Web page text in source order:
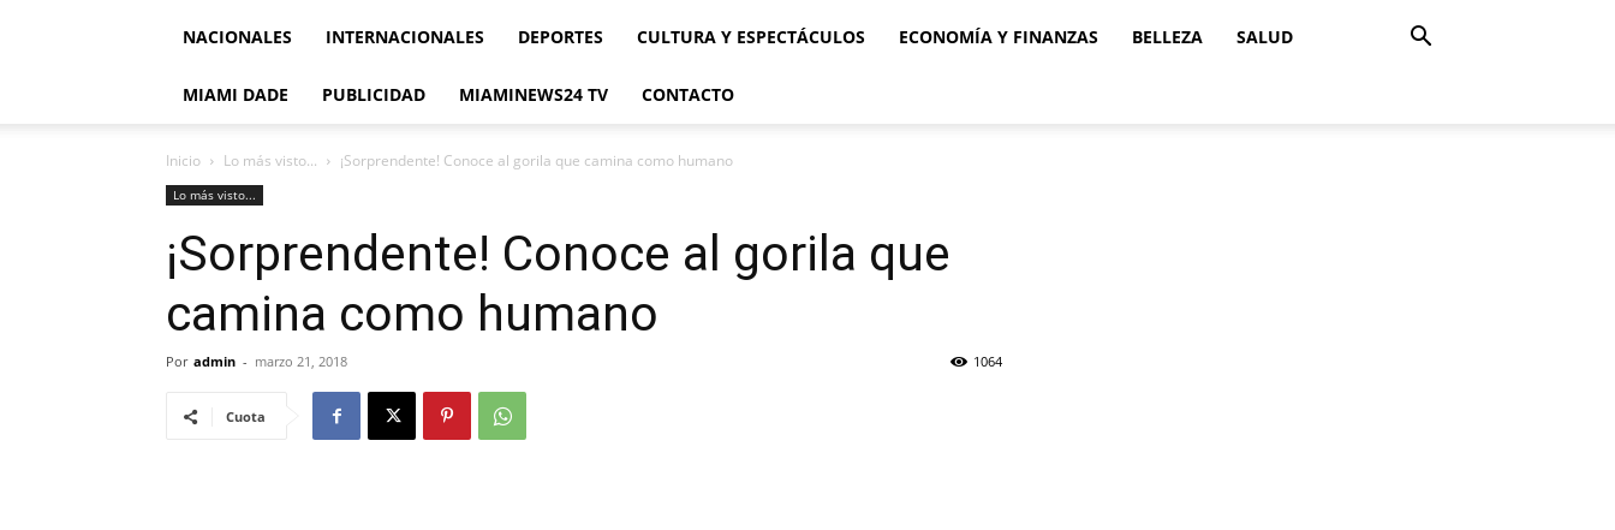
NACIONALES INTERNACIONALES DEPORTES CULTURA Y ESPECTÁCULOS ECONOMÍA Y FINANZAS BELLEZA SALUD
MIAMI DADE PUBLICIDAD MIAMINEWS24 TV CONTACTO
Inicio Lo más visto... ¡Sorprendente! Conoce al gorila que camina como humano
Lo más visto...
¡Sorprendente! Conoce al gorila que
camina como humano
Por admin - marzo 21, 2018 1064
Cuota